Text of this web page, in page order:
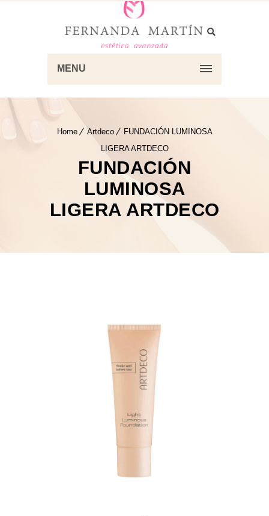
MENU
Home Artdeco
FUNDACIÓN LUMINOSA
LIGERA ARTDECO
FUNDACIÓN
LUMINOSA
LIGERA ARTDECO